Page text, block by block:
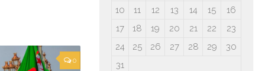
0
10
11 12 13 14 15
16
17
18 19 20 21 22
23
24
25 26 27 28 29
30
31